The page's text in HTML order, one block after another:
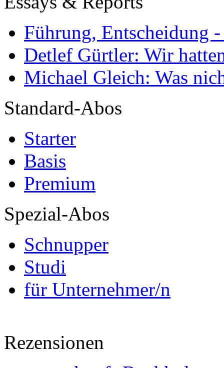
Führung, Entscheidung
Detlef Gürtler: Wir
Michael Gleich: Was
Standard-Abos
Starter
Basis
Premium
Spezial-Abos
Schnupper
Studi
für Unternehmer/n
Rezensionen